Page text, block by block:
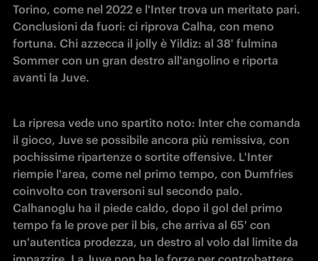
Torino, come nel 2022 e l'Inter trova un meritato pari.
Conclusioni da fuori: ci riprova Calha, con meno
fortuna. Chi azzecca il jolly è Yildiz: al 38' fulmina
Sommer con un gran destro all'angolino e riporta
avanti la Juve.
La ripresa vede uno spartito noto: Inter che comanda
il gioco, Juve se possibile ancora più remissiva, con
pochissime ripartenze o sortite offensive. L'Inter
riempie l'area, come nel primo tempo, con Dumfries
coinvolto con traversoni sul secondo palo.
Calhanoglu ha il piede caldo, dopo il gol del primo
tempo fa le prove per il bis, che arriva al 65' con
un'autentica prodezza, un destro al volo dal limite da